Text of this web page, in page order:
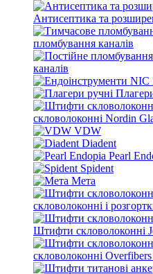
Антисептика та
пломбування каналів
каналів
скловолоконні Nordin
VDW
Diadent
Pearl
Spident
Мета
скловолоконні і
Штифти скловолоконні
скловолоконні Overfibers